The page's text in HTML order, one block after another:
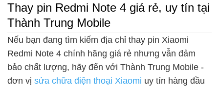
Thay pin Redmi Note 4 giá rẻ, uy tín tại
Thành Trung Mobile
Nếu bạn đang tìm kiếm địa chỉ thay pin Xiaomi
Redmi Note 4 chính hãng giá rẻ nhưng vẫn đảm
bảo chất lượng, hãy đến với Thành Trung Mobile -
đơn vị sửa chữa điện thoại Xiaomi uy tín hàng đầu